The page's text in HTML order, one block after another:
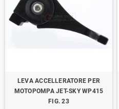
LEVA ACCELLERATORE PER
MOTOPOMPA JET-SKY WP415
FIG. 23